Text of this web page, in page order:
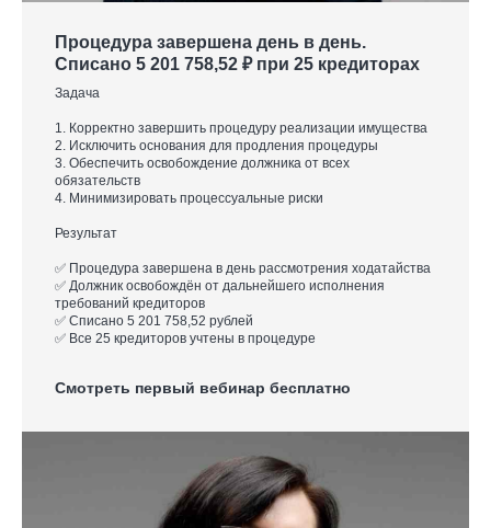
Процедура завершена день в день.
Списано 5 201 758,52 ₽ при 25 кредиторах
Задача
1. Корректно завершить процедуру реализации имущества
2. Исключить основания для продления процедуры
3. Обеспечить освобождение должника от всех
обязательств
4. Минимизировать процессуальные риски
Результат
✅ Процедура завершена в день рассмотрения ходатайства
✅ Должник освобождён от дальнейшего исполнения
требований кредиторов
✅ Списано 5 201 758,52 рублей
✅ Все 25 кредиторов учтены в процедуре
Смотреть первый вебинар бесплатно